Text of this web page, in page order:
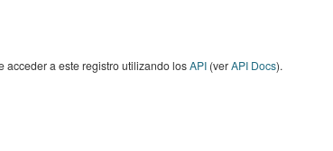
acceder a este registro utilizando losAPI(verAPI Docs).